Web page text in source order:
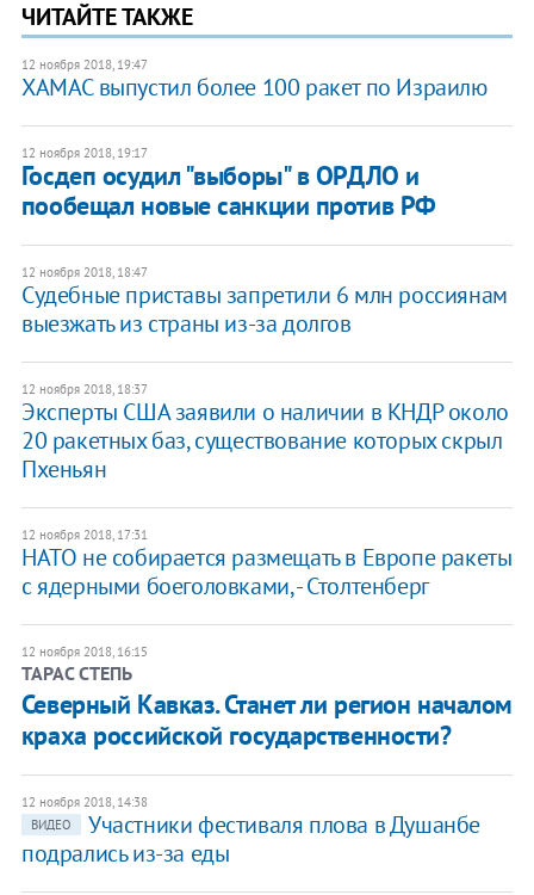
ЧИТАЙТЕ ТАКЖЕ
12 ноября 2018, 19:47
ХАМАС выпустил более 100 ракет по Израилю
12 ноября 2018, 19:17
Госдеп осудил "выборы" в ОРДЛО и
пообещал новые санкции против РФ
12 ноября 2018, 18:47
Судебные приставы запретили 6 млн россиянам
выезжать из страны из-за долгов
12 ноября 2018, 18:37
​Эксперты США заявили о наличии в КНДР около
20 ракетных баз, существование которых скрыл
Пхеньян
12 ноября 2018, 17:31
НАТО не собирается размещать в Европе ракеты
с ядерными боеголовками, - Столтенберг
12 ноября 2018, 16:15
ТАРАС СТЕПЬ
Северный Кавказ. Станет ли регион началом
краха российской государственности?
12 ноября 2018, 14:38
ВИДЕО
Участники фестиваля плова в Душанбе
подрались из-за еды